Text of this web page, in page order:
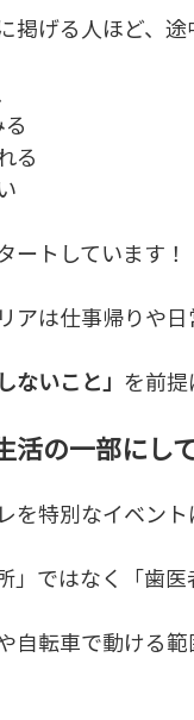
掲げる人ほど、
る
ートしています！
アは仕事帰りや
ないこと」 を前提
の一部にして
特別なイベント
」ではなく「歯
自転車で動ける